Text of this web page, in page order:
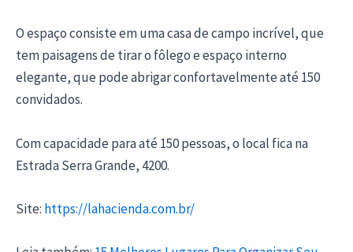
O espaço consiste em uma casa de campo incrível, que
tem paisagens de tirar o fôlego e espaço interno
elegante, que pode abrigar confortavelmente até 150
convidados.
Com capacidade para até 150 pessoas, o local fica na
Estrada Serra Grande, 4200.
Site: https://lahacienda.com.br/